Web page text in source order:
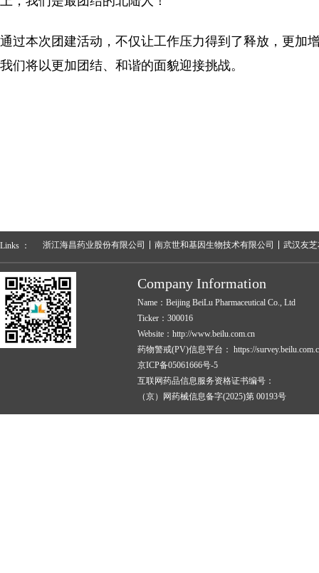
通过本次团建活动，不仅让工作压力得到了释放，更加
我们将以更加团结、和谐的面貌迎接挑战。
Links ： 浙江海昌药业股份有限公司 南京世和基因生物技术有限公司 武汉友
Company Information
Name：Beijing BeiLu Pharmaceutical Co., Ltd
Ticker：300016
Website：http://www.beilu.com.cn
药物警戒(PV)信息平台： https://
京ICP备05061666号-5
互联网药品信息服务资格证书编号：
（京）网药械信息备字(2025)第 00193号